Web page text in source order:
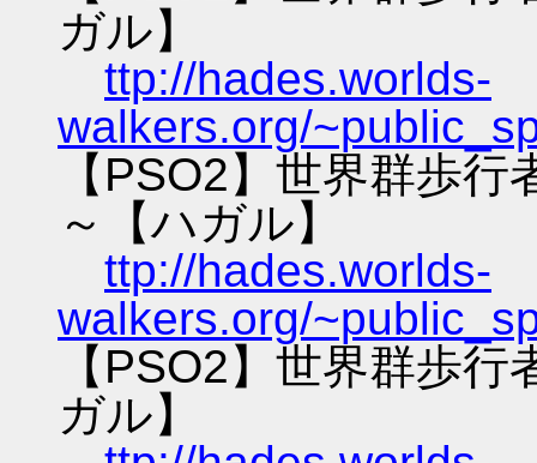
ガル】
ttp://hades.worlds-
walkers.org/
【PSO2】世界群歩
～【ハガル】
ttp://hades.worlds-
walkers.org/
【PSO2】世界群歩
ガル】